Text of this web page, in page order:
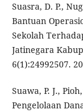
Suasra, D. P.,
Bantuan
Sekolah
Jatinegara
6(1):24992507.
Suawa, P. J.,
Pengelolaan